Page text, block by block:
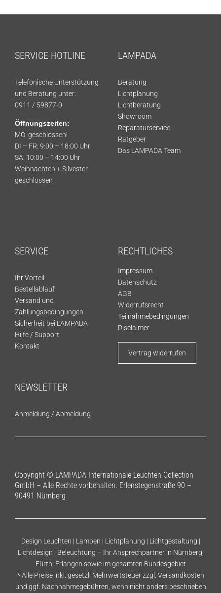
SERVICE HOTLINE
Telefonische Unterstützung
und Beratung unter:
0911 / 59877-0
Öffnungszeiten:
MO: geschlossen!
DI – FR: 9:00 – 18:00 Uhr
SA: 10:00 – 14:00 Uhr
Weihnachten + Silvester
geschlossen
LAMPADA
Beratung
Lichtplanung
Lichtberatung
Showroom
Reparaturservice
Ratgeber
Das LAMPADA Team
SERVICE
Ihr Vorteil
Bestellablauf
Versand und
Zahlungsbedingungen
Sicherheit bei LAMPADA
Hilfe / Support
Kontakt
RECHTLICHES
Impressum
Datenschutz
AGB
Widerrufsrecht
Teilnahmebedingungen
Disclaimer
Vertrag widerrufen
NEWSLETTER
Anmeldung / Abmeldung
Copyright © LAMPADA Internationale Leuchten Collection
GmbH – Alle Rechte vorbehalten. Erlenstegenstraße 90 –
90491 Nürnberg
Design Leuchten | Lampen | Lichtplanung | Lichtgestaltung |
Lichtdesign | Beleuchtung – Ihr Ansprechpartner in Nürnberg,
Fürth, Erlangen sowie im gesamten Bundesgebiet
* Alle Preise inkl. gesetzl. Mehrwertsteuer zzgl. Versandkosten
und ggf. Nachnahmegebühren, wenn nicht anders beschrieben